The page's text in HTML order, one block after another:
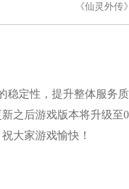
《仙灵外传
稳定性，提升整体服务
之后游戏版本将升级
大家游戏愉快！